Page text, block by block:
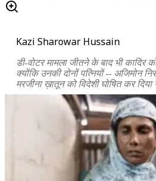
Kazi Sharowar Hussain
डी-वोटर मामला जीतने के बाद भी कादिर
क्योंकि उनकी दोनों पत्नियों -- अजिमोन
मरजीना ख़ातून को विदेशी घोषित कर दिया